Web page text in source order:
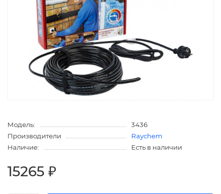
Модель:
3436
Производители
Raychem
Наличие:
Есть в наличии
15265 ₽